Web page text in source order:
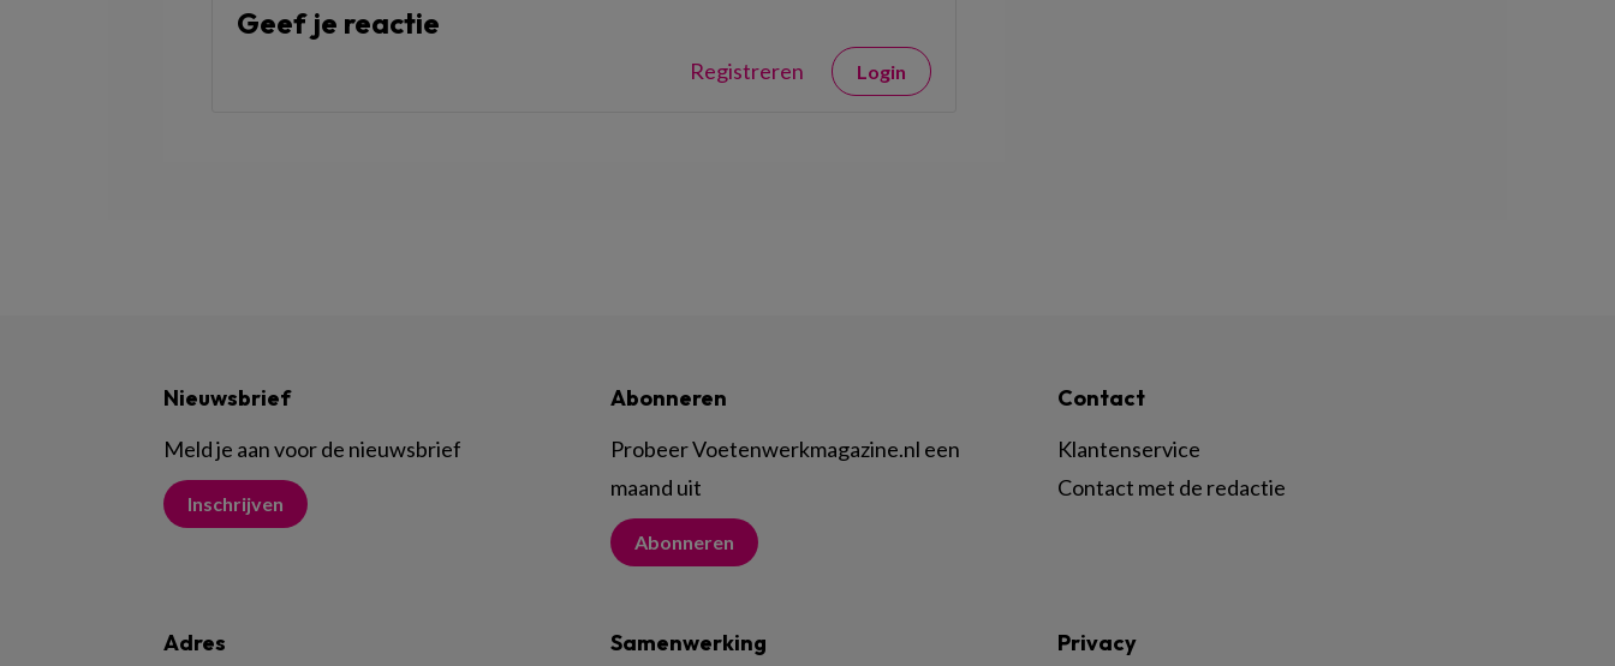
Geef je reactie
Registreren Login
Nieuwsbrief
Meld je aan voor de nieuwsbrief
Inschrijven
Abonneren
Probeer Voetenwerkmagazine.nl een
maand uit
Abonneren
Contact
Klantenservice
Contact met de redactie
Adres Samenwerking Privacy